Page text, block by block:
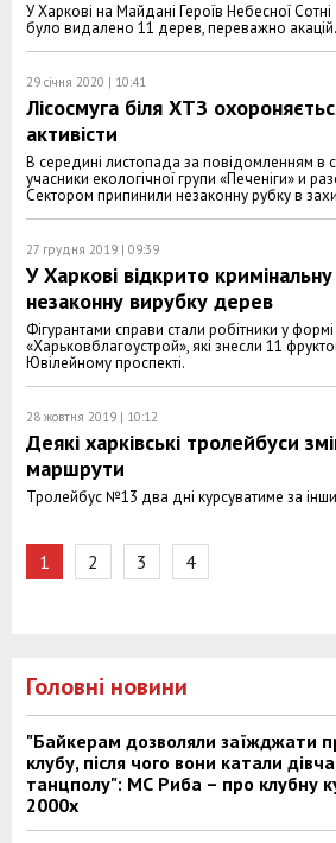
У Харкові на Майдані Героїв Небесної
було видалено 11 дерев, переважно акацій.
29 січня 2020 | 10:41
Лісосмуга біля ХТЗ
активісти
В середині листопада за повідомленням в
учасники екологічної групи «Печеніги» и
Сектором припинили незаконну рубку в
27 грудня 2019 | 09:39
У Харкові відкрито
незаконну вирубку дерев
Фігурантами справи стали робітники у
«Харьковблагоустрой», які знесли 11
Ювілейному проспекті.
28 жовтня 2019 | 10:12
Деякі харківські тролейбуси
маршрути
Тролейбус №13 два дні курсуватиме за
1 2 3 4
Головні новини
"Байкерам дозволяли заїжджати
клубу, після чого вони катали
танцполу": МС Риба – про клубну
2000х